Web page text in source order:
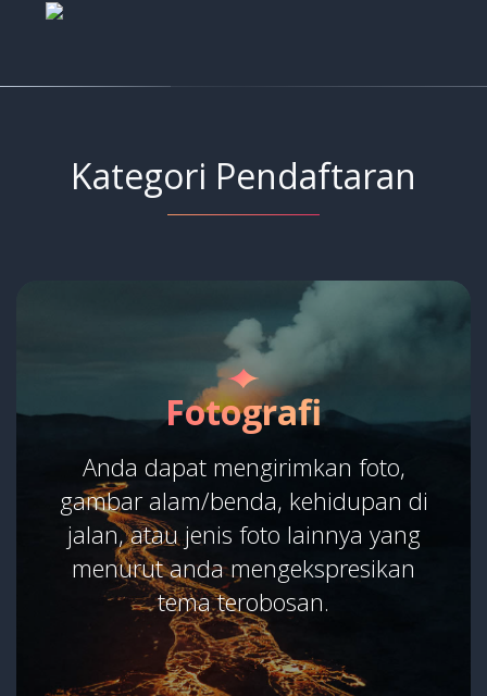
Kategori Pendaftaran
Fotografi
Anda dapat mengirimkan foto,
gambar alam/benda, kehidupan di
jalan, atau jenis foto lainnya yang
menurut anda mengekspresikan
tema terobosan.